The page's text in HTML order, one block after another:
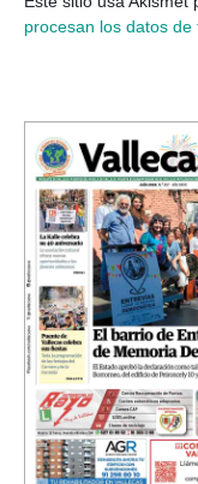
procesan los datos de